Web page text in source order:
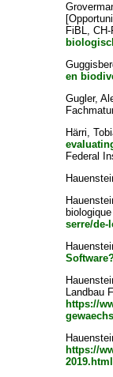
FiBL,
en
Gugler,
Härri,
Federal
serre/de-
Landbau
https://
https://
2019.html